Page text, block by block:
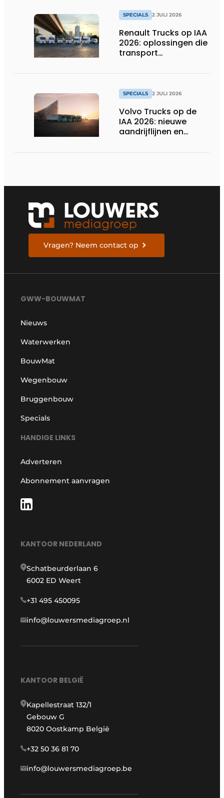
SPECIALS 2 JULI 2026
Renault Trucks op IAA
2026: oplossingen die
transport
SPECIALS 2 JULI 2026
Volvo Trucks op de
IAA 2026: nieuwe
aandrijflijnen en
Vragen? Neem contact op
GWW-BOUWMAT
Nieuws
Waterwerken
BouwMat
Wegenbouw
Bruggenbouw
Specials
HANDIGE LINKS
Adverteren
Abonnement aanvragen
KANTOOR NEDERLAND
Schatbeurderlaan 6
6002 ED Weert
+31 495 450095
info@louwersmediagroep.nl
KANTOOR BELGIË
Kapellestraat 132/1
Gebouw G
8020 Oostkamp België
+32 50 36 81 70
info@louwersmediagroep.be